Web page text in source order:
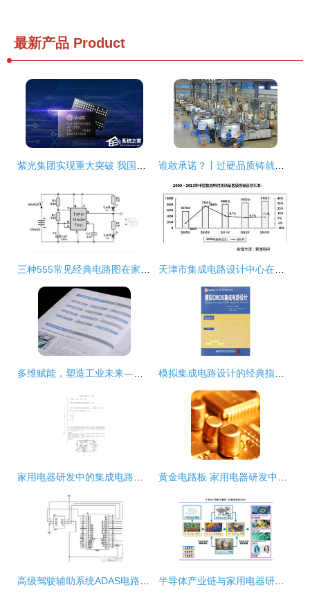
最新产品 Product